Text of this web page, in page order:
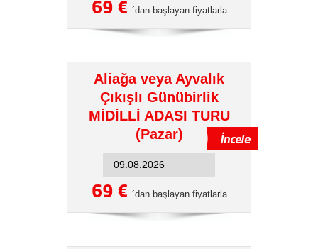
69 € ´dan başlayan fiyatlarla
Aliağa veya Ayvalık
Çıkışlı Günübirlik
MİDİLLİ ADASI TURU
(Pazar)
69 € ´dan başlayan fiyatlarla